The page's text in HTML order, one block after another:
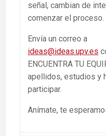
señal, cambian de
comenzar el proceso.
Envía un correo a
ideas@ideas.upv.es
ENCUENTRA TU
apellidos, estudios y
participar.
Anímate, te